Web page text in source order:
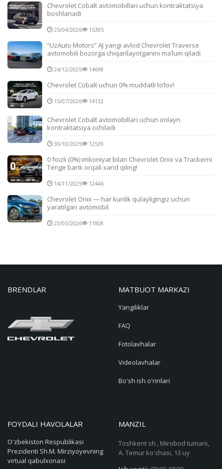
Chevrolet Cobalt avtomobillari uchun kontraktatsiya
boshlanadi
25/04/2026 15385
“UzAuto Motors” AJ yangi avlod Chevrolet Traverse
avtomobili bozorga chiqarilayotganini ma’lum qiladi
24/12/2025 14698
Chevrolet Cobalt uchun 0% muddatli to‘lov!
15/07/2026 14132
Chevrolet Cobalt avtomobillari uchun onlayn
kontraktatsiya ochiladi
30/10/2025 12539
0 foizli (0%) imkoniyat bilan Chevrolet Onix va Trackerni
Tenge bank orqali xarid qiling!
14/11/2025 12446
Chevrolet Onix — har kunlik qulayligingiz uchun
yaratilgan avtomobil
23/05/2026 11808
BRENDLAR MATBUOT MARKAZI
Yangiliklar
FAQ
Fotolavhalar
Videolavhalar
Bo'sh ish o'rinlari
FOYDALI HAVOLALAR
O'zbekiston Respublikasi
Prezidenti Sh.M. Mirziyoyevning
virtual qabulxonasi
MANZIL
Toshkent sh., Mirobod tumani,
A. Temur ko'chasi, 13 uy